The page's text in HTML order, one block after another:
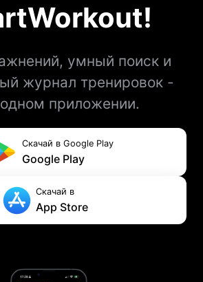
умный поиск и
журнал тренировок -
приложении.
Скачай в Google Play
Google Play
Скачай в
App Store